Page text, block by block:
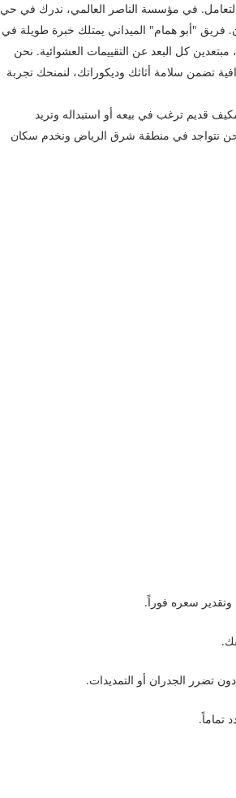
التعامل. في مؤسسة الناصر العالمي، ندرك في حي
"أبو همام" الميداني يمتلك خبرة طويلة في
كل البعد عن التقييمات العشوائية. نحن
تضمن سلامة أثاثك وديكوراتك، لنمنحك تجربة
قديم ترغب في بيعه أو استبداله وتريد
نتواجد في منطقة شرق الرياض ونخدم سكان
سعره فوراً.
تضرر الجدران أو التمديدات.
تماماً.